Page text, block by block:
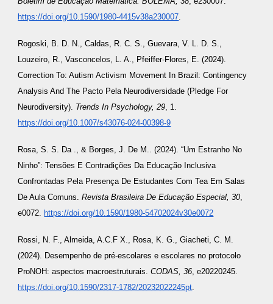
https://doi.org/10.1590/1980-4415v38a230007.
Rogoski, B. D. N., Caldas, R. C. S., Guevara, V. L. D. S.,
Louzeiro, R., Vasconcelos, L. A., Pfeiffer-Flores, E. (2024).
Correction To: Autism Activism Movement In Brazil: Contingency
Analysis And The Pacto Pela Neurodiversidade (Pledge For
Neurodiversity). Trends In Psychology, 29, 1.
https://doi.org/10.1007/s43076-024-00398-9
Rosa, S. S. Da ., & Borges, J. De M.. (2024). “Um Estranho No
Ninho”: Tensões E Contradições Da Educação Inclusiva
Confrontadas Pela Presença De Estudantes Com Tea Em Salas
De Aula Comuns.Revista Brasileira De Educação Especial, 30,
e0072. https://doi.org/10.1590/1980-54702024v30e0072
Rossi, N. F., Almeida, A.C.F X., Rosa, K. G., Giacheti, C. M.
(2024). Desempenho de pré-escolares e escolares no protocolo
ProNOH: aspectos macroestruturais.CODAS, 36, e20220245.
https://doi.org/10.1590/2317-1782/20232022245pt.